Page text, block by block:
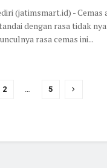
(jatimsmart.id) - Cemas
dengan rasa tidak
rasa cemas ini...
2 5